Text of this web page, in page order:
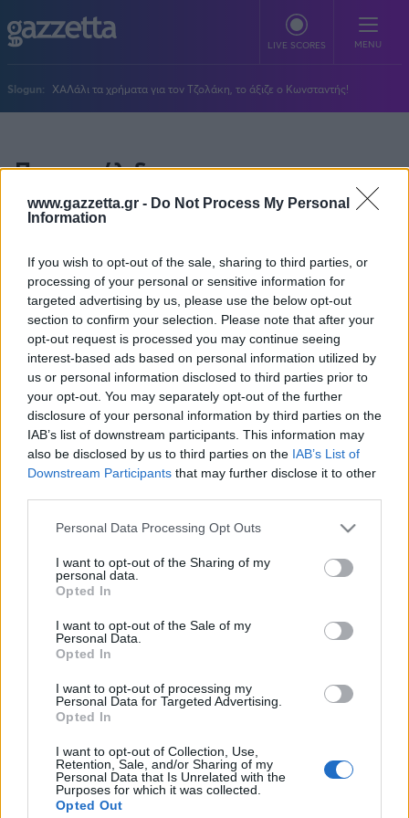
www.gazzetta.gr - Do Not Process My Personal
Information
If you wish to opt-out of the sale, sharing to third parties, or
processing of your personal or sensitive information for
targeted advertising by us, please use the below opt-out
section to confirm your selection. Please note that after your
opt-out request is processed you may continue seeing
interest-based ads based on personal information utilized by
us or personal information disclosed to third parties prior to
your opt-out. You may separately opt-out of the further
disclosure of your personal information by third parties on the
IAB’s list of downstream participants. This information may
also be disclosed by us to third parties on the IAB’s List of
Downstream Participants that may further disclose it to other
Please note that this website/app uses one or more Google
not limited to your visit or usage behaviour. You may click to
grant or deny consent to Google and its third-party tags to
use your data for below specified purposes in below Google
consent section.
Personal Data Processing Opt Outs
I want to opt-out of the Sharing of my
personal data.
Opted In
I want to opt-out of the Sale of my
Personal Data.
Opted In
I want to opt-out of processing my
Personal Data for Targeted Advertising.
Opted In
I want to opt-out of Collection, Use,
Retention, Sale, and/or Sharing of my
Personal Data that Is Unrelated with the
Purposes for which it was collected.
Opted Out
LIVE SCORES MENU
Stoiximan Super League
Super League 2
Champions League
Europa League
Conference League
Κύπελλο Ελλάδας
Premier League
Serie A
Bundesliga
Ligue 1
Μουντιάλ 2026
Wyscout Analysis
Ευρώπη
ΜΠΑΣΚΕΤ
Stoiximan GBL
Champions League
NBA
Εθνική Μπάσκετ
Elite League
Α1 Γυναικών
Κύπελλο Ελλάδος
EuroCup
Mundobasket
ΒΟΛΕΪ
Volley League Γυναικών
Pre League
Κύπελλο Ανδρών
Κύπελλο Γυναικών
Champions League
CEV Cup
Challenge Cup
Τένις
Χάντμπολ
Πόλο
Στίβος
Γυμναστική
Κολύμβηση
Μπιτς Βόλεϊ
Σκοποβολή
Τάε κβον ντο
Πινγκ - πονγκ
Πυγμαχία
Άρση Βαρών
PLUS
Πολιτική
Κοινωνία
Διεθνή
Viral
Τεχνολογία
Υγεία
Showbiz
BLOGGERS
Νίκος Αθανασίου
Δημήτρης Βέργος
Βασίλης Βλαχόπουλος
Παναγιώτης Δαλαταριώφ
Ανδρέας Δημάτος
Αντώνης Καλκαβούρας
Αντώνης Καρπετόπουλος
Δημήτρης Κατσιώνης
Γιώργος Κούβαρης
Κώστας Νικολακόπουλος
Νίκος Παπαδογιάννης
Γιώργος Σακελλαρίου
Γιάννης Σερέτης
Σταύρος Σουντουλίδης
Δημήτρης Τομαράς
Γιώργος Τσακίρης
Μιχάλης Τσαμπάς
GMOTION
GMotion F1
Οδηγός F1
GMotion WRC
GMotion MotoGP
ΠΡΩΤΟΣΕΛΙΔΑ
ΑΘΛΗΤΙΚΕΣ ΜΕΤΑΔΟΣΕΙΣ
LIVE SCORE
GWOMEN
ΑΘΛΗΤΙΚΗ ΗΧΩ
ΕΚΠΟΜΠΕΣ
GALACTICOS BY INTERWETTEN
GAZZ FLOOR BY NOVIBET
POLE POSITION BY ALLWYN
OLD SCHOOL
ΜΕΤΑΒΙΒΑΣΗ BY NOVIBET
ΑΕΚ
Ολυμπιακός
ΠΑΟΚ
Παναθηναϊκός
PODCASTS
Transfer Stories
gMotion
GAZZETTA ACTS
Gazzetta For Her
Για τον Αλέξανδρο
#GiatonAlki
GAZZETTA SPECIALS
Unique
Wyscout Analysis
InStat Analysis
Slogun: ΧΑΛάλι τα χρήματα για τον Τζολάκη, το άξιζε ο Κωνσταντής!
Πρωτοσέλιδα
Κυριακάτικων
Εφημερίδων
Πέμ, 4 Ιουν 2026
Κυριακάτικες
Δεν υπάρχουν πρωτοσέλιδα για τη συγκεκριμένη ημέρα.
διατίθεται στους επισκέπτες αυστηρά για προσωπική χρήση.
Απαγορεύεται η χρήση ή επανεκπομπή του, σε οποιοδήποτε μέσο,
μετά ή άνευ επεξεργασίας, χωρίς γραπτή άδεια του εκδότη.
ΑΘΛΗΜΑΤΑ
Ποδόσφαιρο
Μπάσκετ
Πρωτοσέλιδα
Plus
Gazzetta TV
ΣΧΕΤΙΚΑ ΚΑΤΕΒΑΣΕ ΤΟ APP